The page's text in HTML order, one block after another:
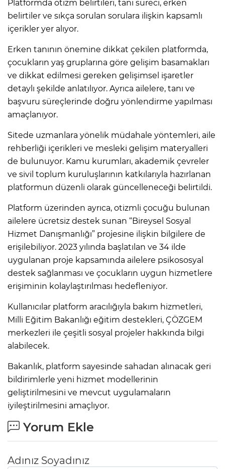
Platformda otizm belirtileri, tanı süreci, erken
belirtiler ve sıkça sorulan sorulara ilişkin kapsamlı
içerikler yer alıyor.
Erken tanının önemine dikkat çekilen platformda,
çocukların yaş gruplarına göre gelişim basamakları
ve dikkat edilmesi gereken gelişimsel işaretler
detaylı şekilde anlatılıyor. Ayrıca ailelere, tanı ve
başvuru süreçlerinde doğru yönlendirme yapılması
amaçlanıyor.
Sitede uzmanlara yönelik müdahale yöntemleri, aile
rehberliği içerikleri ve mesleki gelişim materyalleri
de bulunuyor. Kamu kurumları, akademik çevreler
ve sivil toplum kuruluşlarının katkılarıyla hazırlanan
platformun düzenli olarak güncelleneceği belirtildi.
Platform üzerinden ayrıca, otizmli çocuğu bulunan
ailelere ücretsiz destek sunan “Bireysel Sosyal
Hizmet Danışmanlığı” projesine ilişkin bilgilere de
erişilebiliyor. 2023 yılında başlatılan ve 34 ilde
uygulanan proje kapsamında ailelere psikososyal
destek sağlanması ve çocukların uygun hizmetlere
erişiminin kolaylaştırılması hedefleniyor.
Kullanıcılar platform aracılığıyla bakım hizmetleri,
Milli Eğitim Bakanlığı eğitim destekleri, ÇÖZGEM
merkezleri ile çeşitli sosyal projeler hakkında bilgi
alabilecek.
Bakanlık, platform sayesinde sahadan alınacak geri
bildirimlerle yeni hizmet modellerinin
geliştirilmesini ve mevcut uygulamaların
iyileştirilmesini amaçlıyor.
Yorum Ekle
Adınız Soyadınız